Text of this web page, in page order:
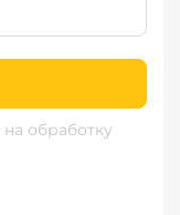
на обработку